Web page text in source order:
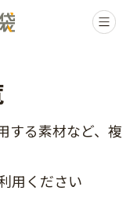
する素材など、複
用ください